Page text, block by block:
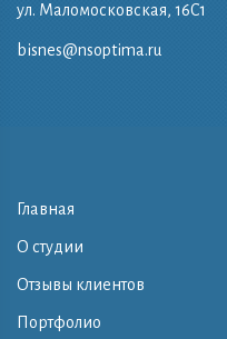
ул. Маломосковская, 16C1
bisnes@nsoptima.ru
Главная
О студии
Отзывы клиентов
Портфолио